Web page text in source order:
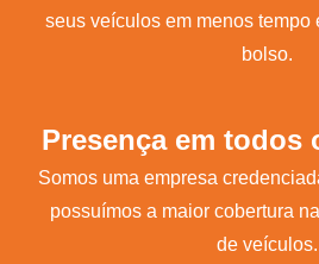
seus veículos em menos tempo
bolso.
Presença em todos
Somos uma empresa
possuímos a maior cobertura
de veículos.